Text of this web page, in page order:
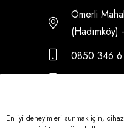
En iyi deneyimleri sunmak için,
Ömerli
0850 346 6